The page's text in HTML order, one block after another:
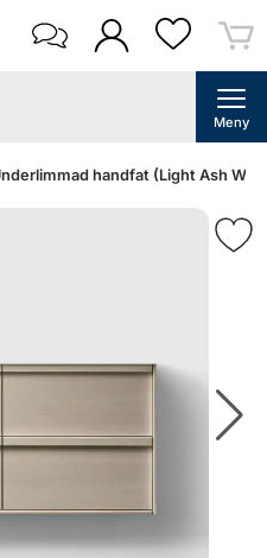
Meny
handfat (Light Ash